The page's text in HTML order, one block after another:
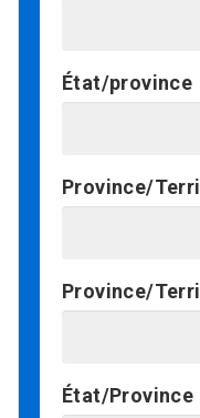
État/province
Province/
Province/
État/Province